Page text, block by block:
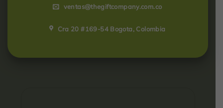
ventas@thegiftcompany.com.co
Cra 20 #169-54 Bogota, Colombia